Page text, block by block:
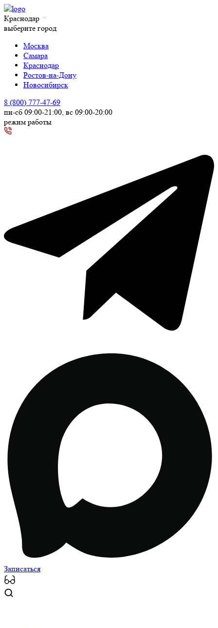
Краснодар
выберите город
Москва
Самара
Краснодар
Ростов-на-Дону
Новосибирск
8 (800) 777-47-69
пн-сб 09:00-21:00, вс 09:00-20:00
режим работы
Записаться